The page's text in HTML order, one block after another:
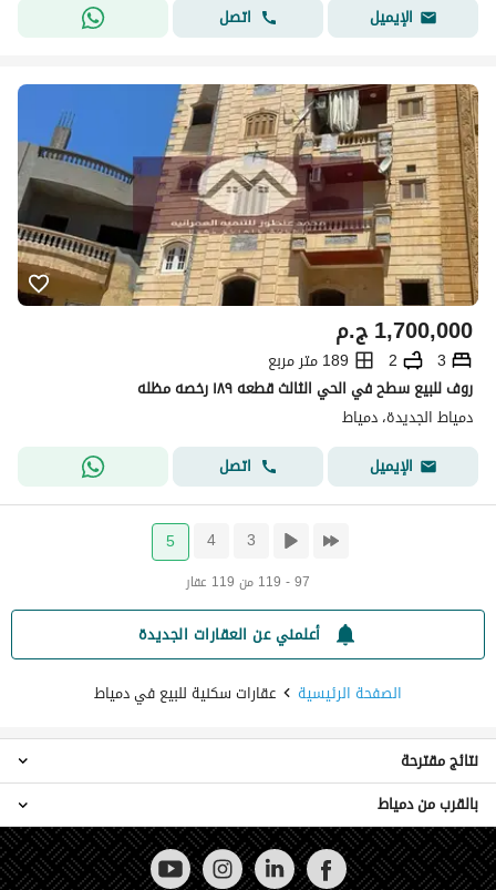
الإيميل
اتصل
ج.م1,700,000
3
2
189 متر مربع
روف للبيع سطح في الحي الثالث قطعه ١٨٩ رخصه مظله
دمياط الجديدة، دمياط
الإيميل
اتصل
3
4
5
97 - 119 من 119 عقار
أعلمني عن العقارات الجديدة
الصفحة الرئيسية
عقارات سكنية للبيع في دمياط
عقارات 2 غرفة نوم للبيع في دمياط
عقارات 3 غرف نوم للبيع في دمياط
عقارات 4 غرف نوم للبيع في دمياط
نتائج مقترحة
عقارات للبيع في الدقهلية
عقارات للبيع في بورسعيد
بالقرب من دمياط